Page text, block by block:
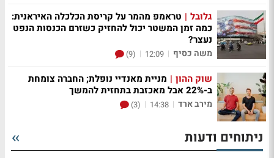
גלובל | טראמפ מהמר על קריסת הכלכלה האיראנית:
כמה זמן המשטר יכול להחזיק כשזרם הכנסות הנפט
נעצר?
משה כסיף |
12:09
|
(9)
שוק ההון | מניית מאנדיי נופלת; החברה צומחת
ב-22% אבל מאכזבת בתחזית להמשך
מירב ארד |
14:38
|
(3)
ניתוחים ודעות